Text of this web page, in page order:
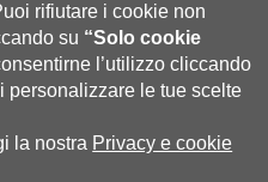
rifiutare i cookie non
su “Solo cookie
l’utilizzo cliccando
personalizzare le tue scelte
la nostra Privacy e cookie